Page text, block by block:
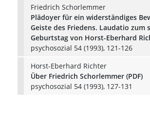
Friedrich Schorlemmer
Plädoyer für ein widerständiges
Geiste des Friedens. Laudatio zum
Geburtstag von Horst-Eberhard
psychosozial 54 (1993), 121-126
Horst-Eberhard Richter
Über Friedrich Schorlemmer (PDF)
psychosozial 54 (1993), 127-131